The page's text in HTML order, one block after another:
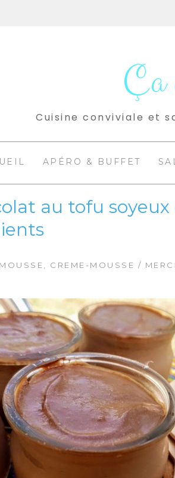
Ça
Cuisine conviviale et
APÉRO & BUFFET
au tofu
CREME-MOUSSE /